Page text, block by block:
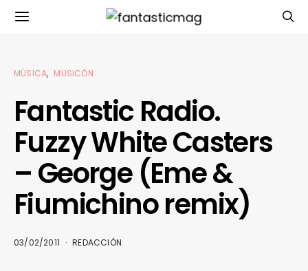
MÚSICA MUSICÓN
Fantastic Radio.
Fuzzy White Casters
– George (Eme &
Fiumichino remix)
03/02/2011 REDACCIÓN